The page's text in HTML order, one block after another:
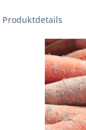
Produktdetails